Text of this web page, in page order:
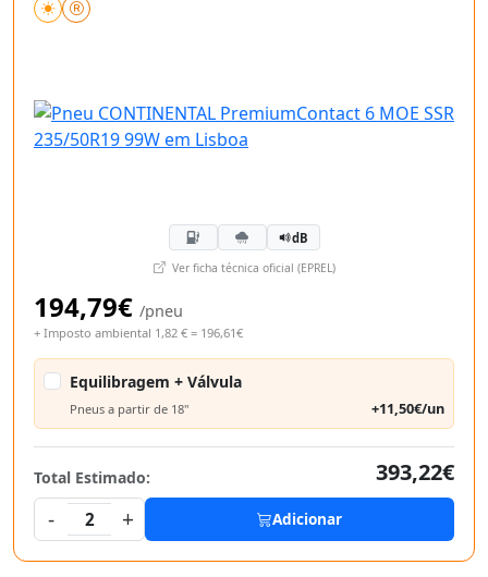
dB
Ver ficha técnica oficial (EPREL)
194,79€ /pneu
+ Imposto ambiental 1,82 € = 196,61€
Equilibragem + Válvula
Pneus a partir de 18" +11,50€/un
Total Estimado:
393,22€
-
2 + Adicionar